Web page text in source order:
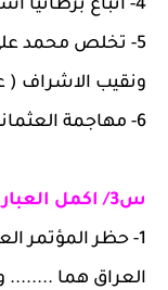
4- اتباع برطانيا
5-
تخلص محمد
ونقيب الاشراف (
6-
مهاجمة
س3/ اكمل العبارات الاتية :-
1-
العراق هما ........